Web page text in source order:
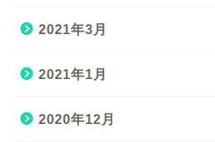
2021年3月
2021年1月
2020年12月